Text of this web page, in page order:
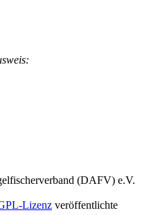
(DAFV) e.V.
Lizenz veröffentlichte